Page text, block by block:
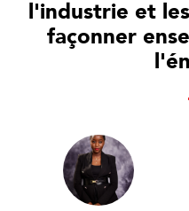
l'industrie et
façonner